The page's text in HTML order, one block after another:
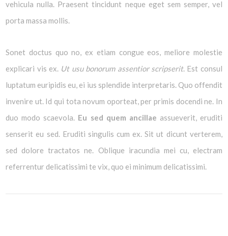
vehicula nulla. Praesent tincidunt neque eget sem semper, vel
porta massa mollis.
Sonet doctus quo no, ex etiam congue eos, meliore molestie
explicari vis ex. Ut usu bonorum assentior scripserit. Est consul
luptatum euripidis eu, ei ius splendide interpretaris. Quo offendit
invenire ut. Id qui tota novum oporteat, per primis docendi ne. In
duo modo scaevola. Eu sed quem ancillae assueverit, eruditi
senserit eu sed. Eruditi singulis cum ex. Sit ut dicunt verterem,
sed dolore tractatos ne. Oblique iracundia mei cu, electram
referrentur delicatissimi te vix, quo ei minimum delicatissimi.